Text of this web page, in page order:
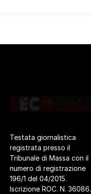
Testata giornalistica
registrata presso il
Tribunale di Massa con il
numero di registrazione
196/1 del 04/2015.
Iscrizione ROC. N. 36086.